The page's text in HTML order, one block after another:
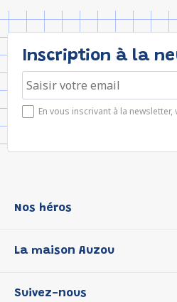
Inscription à la
En vous inscrivant à la
Nos héros
P'tit Loup
La maison Auzou
Suivez-nous